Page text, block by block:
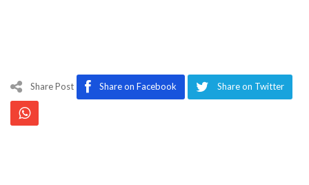
Share Post Share on Facebook Share on Twitter